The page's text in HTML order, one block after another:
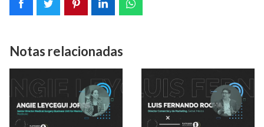
Notas relacionadas